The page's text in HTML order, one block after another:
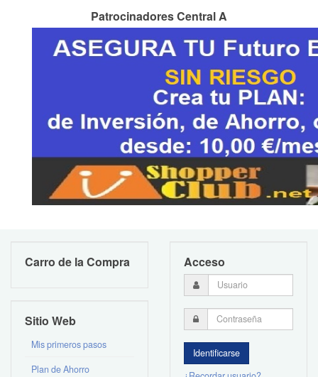
Patrocinadores Central A
Carro de la Compra
Sitio Web
Mis primeros pasos
Plan de Ahorro
Acceso